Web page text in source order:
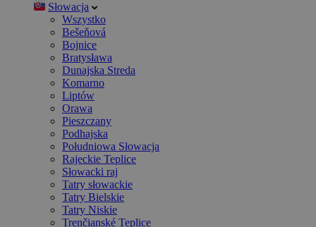
Słowacja
Wszystko
Bešeňová
Bojnice
Bratysława
Dunajska Streda
Komarno
Liptów
Orawa
Pieszczany
Podhajska
Południowa Słowacja
Rajeckie Teplice
Słowacki raj
Tatry słowackie
Tatry Bielskie
Tatry Niskie
Trenčianské Teplice